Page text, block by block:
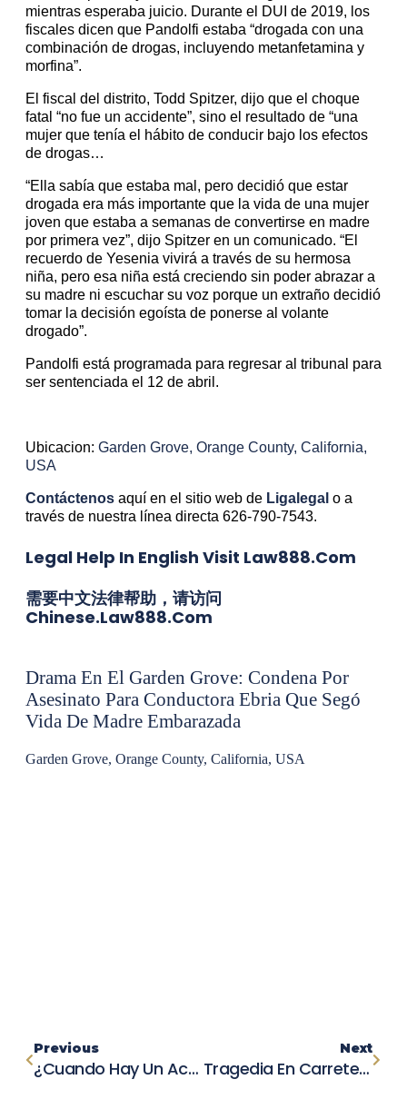
mientras esperaba juicio. Durante el DUI de 2019, los
fiscales dicen que Pandolfi estaba “drogada con una
combinación de drogas, incluyendo metanfetamina y
morfina”.
El fiscal del distrito, Todd Spitzer, dijo que el choque
fatal “no fue un accidente”, sino el resultado de “una
mujer que tenía el hábito de conducir bajo los efectos
de drogas…
“Ella sabía que estaba mal, pero decidió que estar
drogada era más importante que la vida de una mujer
joven que estaba a semanas de convertirse en madre
por primera vez”, dijo Spitzer en un comunicado. “El
recuerdo de Yesenia vivirá a través de su hermosa
niña, pero esa niña está creciendo sin poder abrazar a
su madre ni escuchar su voz porque un extraño decidió
tomar la decisión egoísta de ponerse al volante
drogado”.
Pandolfi está programada para regresar al tribunal para
ser sentenciada el 12 de abril.
Ubicacion: Garden Grove, Orange County, California,
USA
Contáctenos aquí en el sitio web de Ligalegal o a
través de nuestra línea directa 626-790-7543.
Legal Help In English Visit Law888.com
需要中文法律帮助，请访问
Chinese.law888.com
Drama En El Garden Grove: Condena Por
Asesinato Para Conductora Ebria Que Segó
Vida De Madre Embarazada
Garden Grove, Orange County, California, USA
Previous
¿Cuando Hay Un Accidente De Tránsito Lo Primero Que Debes Hacer Es?
Next
Tragedia En Carretera 156: Mujer De Castroville Pierde La Vida En Choque Mortal